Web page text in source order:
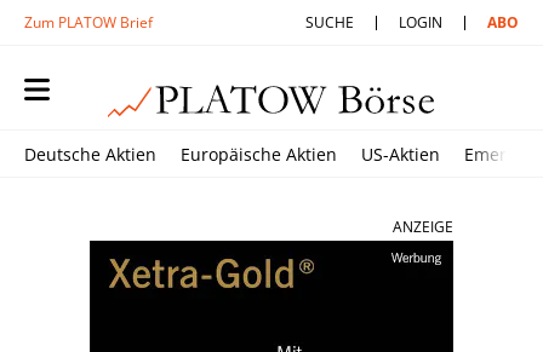
Zum PLATOW Brief SUCHE LOGIN ABO
Deutsche Aktien Europäische Aktien US-Aktien
ANZEIGE